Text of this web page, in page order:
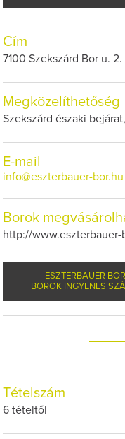
Cím
7100 Szekszárd Bor u. 2.
Megközelíthetőség
Szekszárd északi
E-mail
info@eszterbauer-bor.hu
Borok
http://
ESZTERBAUER
BOROK INGYENES
Tételszám
6 tételtől